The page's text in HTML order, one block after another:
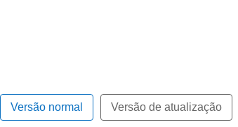
Versão normal Versão de atualização